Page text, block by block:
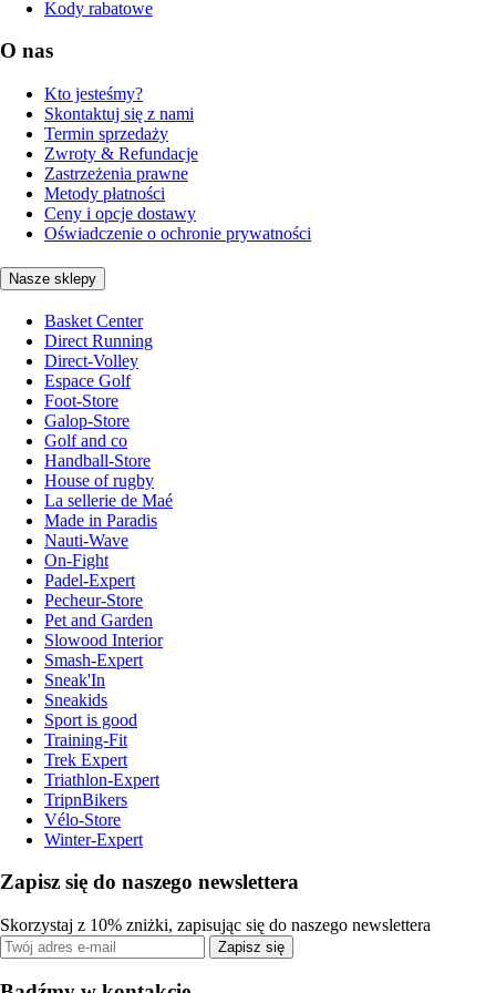
Kody rabatowe
O nas
Kto jesteśmy?
Skontaktuj się z nami
Termin sprzedaży
Zwroty & Refundacje
Zastrzeżenia prawne
Metody płatności
Ceny i opcje dostawy
Oświadczenie o ochronie prywatności
Nasze sklepy
Basket Center
Direct Running
Direct-Volley
Espace Golf
Foot-Store
Galop-Store
Golf and co
Handball-Store
House of rugby
La sellerie de Maé
Made in Paradis
Nauti-Wave
On-Fight
Padel-Expert
Pecheur-Store
Pet and Garden
Slowood Interior
Smash-Expert
Sneak'In
Sneakids
Sport is good
Training-Fit
Trek Expert
Triathlon-Expert
TripnBikers
Vélo-Store
Winter-Expert
Zapisz się do naszego newslettera
Skorzystaj z 10% zniżki, zapisując się do naszego newslettera
Zapisz się